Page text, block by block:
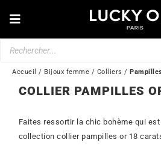
auToggle
Navigation
BRACELETS
COLLIERS
BAGUES
BOUCLES D’OREILLES
Accueil / Bijoux femme / Colliers /
COLLIER PAMPILLES
Faites ressortir la chic bohème qui
collection collier pampilles or 18